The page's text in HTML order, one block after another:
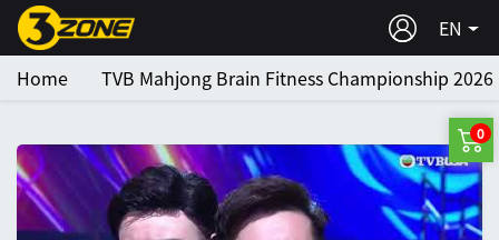
EN
Home
TVB Mahjong Brain Fitness Championship 2026
0